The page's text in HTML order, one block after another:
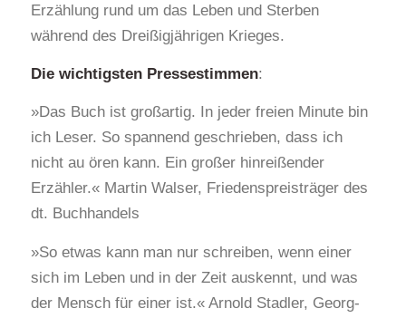
Erzählung rund um das Leben und Sterben
während des Dreißigjährigen Krieges.
Die wichtigsten Pressestimmen:
»Das Buch ist großartig. In jeder freien Minute bin
ich Leser. So spannend geschrieben, dass ich
nicht au ören kann. Ein großer hinreißender
Erzähler.« Martin Walser, Friedenspreisträger des
dt. Buchhandels
»So etwas kann man nur schreiben, wenn einer
sich im Leben und in der Zeit auskennt, und was
der Mensch für einer ist.« Arnold Stadler, Georg-